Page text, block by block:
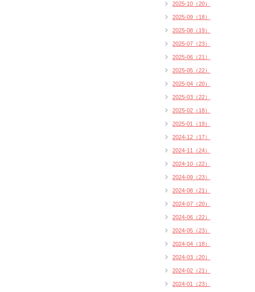
2025-10（20）
2025-09（18）
2025-08（19）
2025-07（23）
2025-06（21）
2025-05（22）
2025-04（20）
2025-03（22）
2025-02（18）
2025-01（19）
2024-12（17）
2024-11（24）
2024-10（22）
2024-09（23）
2024-08（21）
2024-07（20）
2024-06（22）
2024-05（23）
2024-04（18）
2024-03（20）
2024-02（21）
2024-01（23）